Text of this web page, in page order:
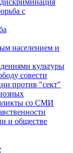
с
населением и
культуры
совести
против "сект"
со СМИ
и обществе